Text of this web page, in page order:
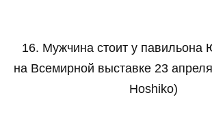
16. Мужчина стоит у павильона
на Всемирной выставке 23
Hoshiko)